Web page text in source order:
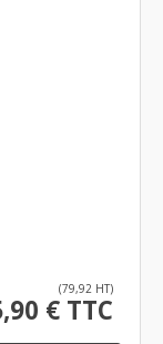
(79,92 HT)
€ TTC